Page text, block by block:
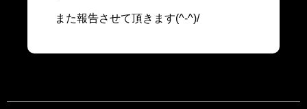
また報告させて頂きます(^-^)/